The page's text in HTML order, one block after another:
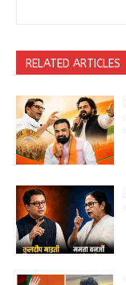
RELATED ARTICLES